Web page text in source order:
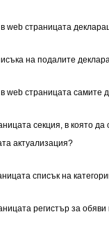
web страницата
на подалите
web страницата самите
секция, в която
актуализация?
списък на
регистър за